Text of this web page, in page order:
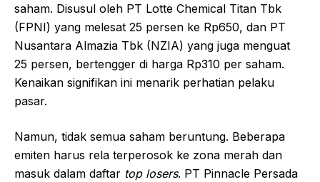
saham. Disusul oleh PT Lotte Chemical Titan Tbk
(FPNI) yang melesat 25 persen ke Rp650, dan PT
Nusantara Almazia Tbk (NZIA) yang juga menguat
25 persen, bertengger di harga Rp310 per saham.
Kenaikan signifikan ini menarik perhatian pelaku
pasar.
Namun, tidak semua saham beruntung. Beberapa
emiten harus rela terperosok ke zona merah dan
masuk dalam daftar top losers. PT Pinnacle Persada